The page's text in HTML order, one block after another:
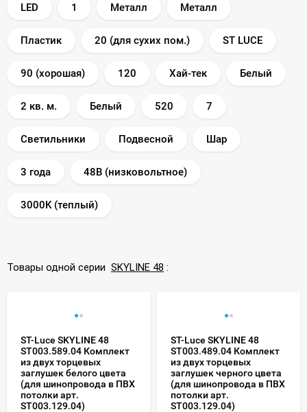
LED 1 Металл Металл
Пластик 20 (для сухих пом.) ST LUCE
90 (хорошая) 120 Хай-тек Белый
2 кв. м. Белый 520 7
Светильники Подвесной Шар
3 года 48В (низковольтное)
3000K (теплый)
Товары одной серии SKYLINE 48 :
ST-Luce SKYLINE 48
ST003.589.04 Комплект
из двух торцевых
заглушек белого цвета
(для шинопровода в ПВХ
потолки арт.
ST003.129.04)
ST-Luce SKYLINE 48
ST003.489.04 Комплект
из двух торцевых
заглушек черного цвета
(для шинопровода в ПВХ
потолки арт.
ST003.129.04)